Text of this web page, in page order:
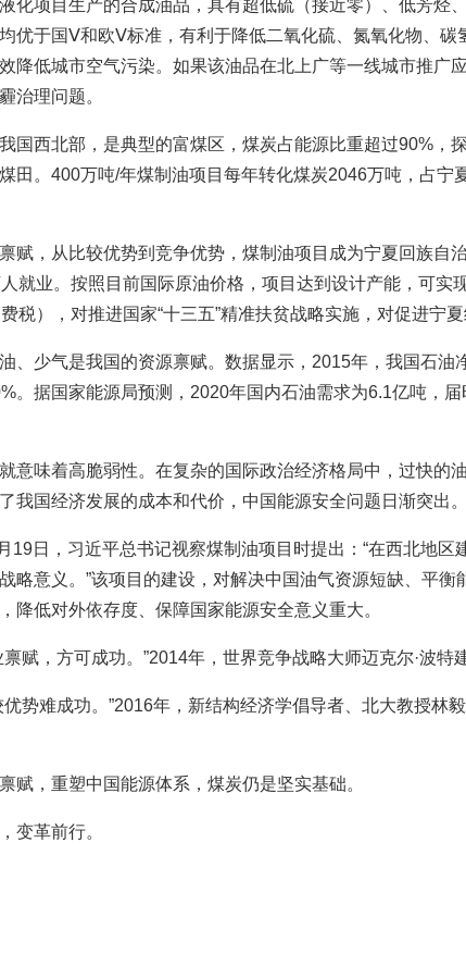
化项目生产的合成油品，具有超低硫（接近零）、低芳烃
优于国Ⅴ和欧Ⅴ标准，有利于降低二氧化硫、氮氧化物、碳
降低城市空气污染。如果该油品在北上广等一线城市推广
治理问题。
国西北部，是典型的富煤区，煤炭占能源比重超过90%，
田。400万吨/年煤制油项目每年转化煤炭2046万吨，占宁
赋，从比较优势到竞争优势，煤制油项目成为宁夏回族自
就业。按照目前国际原油价格，项目达到设计产能，可实
税），对推进国家“十三五”精准扶贫战略实施，对促进宁
、少气是我国的资源禀赋。数据显示，2015年，我国石油
。据国家能源局预测，2020年国内石油需求为6.1亿吨，
意味着高脆弱性。在复杂的国际政治经济格局中，过快的
我国经济发展的成本和代价，中国能源安全问题日渐突出。
19日，习近平总书记视察煤制油项目时提出：“在西北地区
略意义。”该项目的建设，对解决中国油气资源短缺、平衡
降低对外依存度、保障国家能源安全意义重大。
禀赋，方可成功。”2014年，世界竞争战略大师迈克尔·波特
优势难成功。”2016年，新结构经济学倡导者、北大教授林
赋，重塑中国能源体系，煤炭仍是坚实基础。
变革前行。